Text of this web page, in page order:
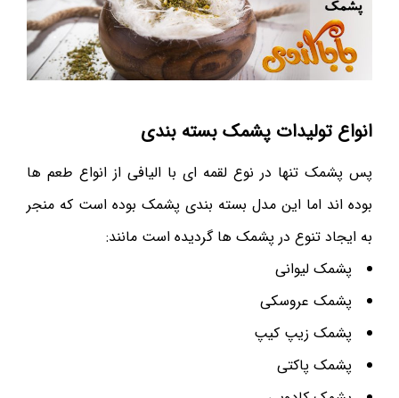
انواع تولیدات پشمک بسته بندی
پس پشمک تنها در نوع لقمه ای با الیافی از انواع طعم ها
بوده اند اما این مدل بسته بندی پشمک بوده است که منجر
به ایجاد تنوع در پشمک ها گردیده است مانند:
پشمک لیوانی
پشمک عروسکی
پشمک زیپ کیپ
پشمک پاکتی